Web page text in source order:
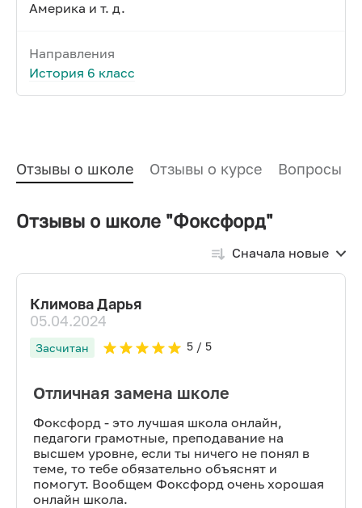
Америка и т. д.
Направления
История 6 класс
Отзывы о школе Отзывы о курсе Вопросы и
Отзывы о школе "Фоксфорд"
Сначала новые
Климова Дарья
05.04.2024
Засчитан 5/ 5
Отличная замена школе
Фоксфорд - это лучшая школа онлайн,
педагоги грамотные, преподавание на
высшем уровне, если ты ничего не понял в
теме, то тебе обязательно объяснят и
помогут. Вообщем Фоксфорд очень хорошая
онлайн школа.